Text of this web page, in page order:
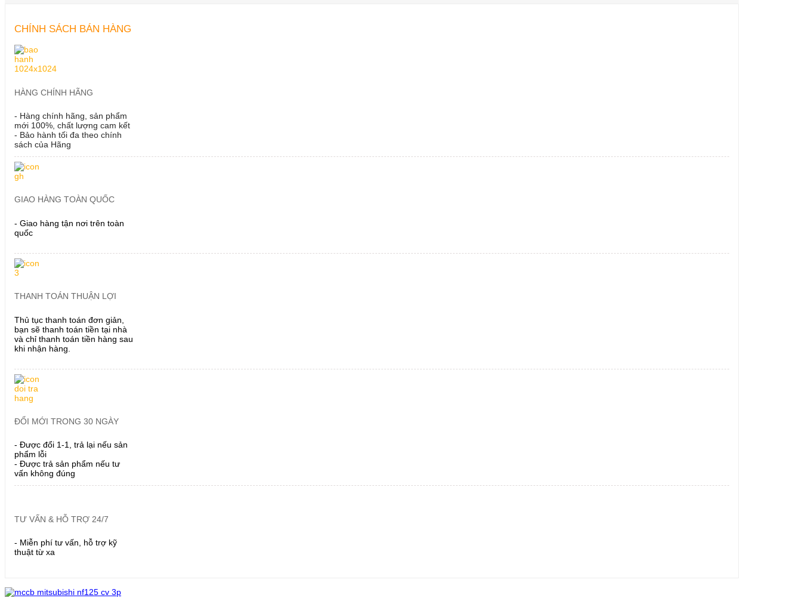
CHÍNH SÁCH BÁN HÀNG
HÀNG CHÍNH HÃNG
- Hàng chính hãng, sản phẩm
mới 100%, chất lượng cam kết
- Bảo hành tối đa theo chính
sách của Hãng
GIAO HÀNG TOÀN QUỐC
- Giao hàng tận nơi trên toàn
quốc
THANH TOÁN THUẬN LỢI
Thủ tục thanh toán đơn giản,
bạn sẽ thanh toán tiền tại nhà
và chỉ thanh toán tiền hàng sau
khi nhận hàng.
ĐỔI MỚI TRONG 30 NGÀY
- Được đổi 1-1, trả lại nếu sản
phẩm lỗi
- Được trả sản phẩm nếu tư
vấn không đúng
TƯ VẤN & HỖ TRỢ 24/7
- Miễn phí tư vấn, hỗ trợ kỹ
thuật từ xa